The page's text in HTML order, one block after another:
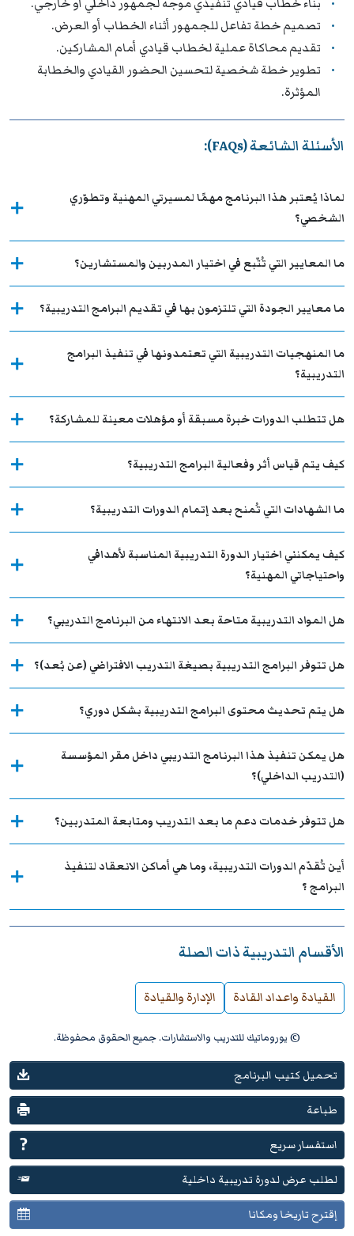
بناء خطاب قيادي تنفيذي موجه لجمهور داخلي أو خارجي.
تصميم خطة تفاعل للجمهور أثناء الخطاب أو العرض.
تقديم محاكاة عملية لخطاب قيادي أمام المشاركين.
تطوير خطة شخصية لتحسين الحضور القيادي والخطابة
المؤثرة.
الأسئلة الشائعة (FAQs):
لماذا يُعتبر هذا البرنامج مهمًا لمسيرتي المهنية وتطوّري
الشخصي؟
ما المعايير التي تُتّبع في اختيار المدربين والمستشارين؟
ما معايير الجودة التي تلتزمون بها في تقديم البرامج التدريبية؟
ما المنهجيات التدريبية التي تعتمدونها في تنفيذ البرامج
التدريبية؟
هل تتطلب الدورات خبرة مسبقة أو مؤهلات معينة للمشاركة؟
كيف يتم قياس أثر وفعالية البرامج التدريبية؟
ما الشهادات التي تُمنح بعد إتمام الدورات التدريبية؟
كيف يمكنني اختيار الدورة التدريبية المناسبة لأهدافي
واحتياجاتي المهنية؟
هل المواد التدريبية متاحة بعد الانتهاء من البرنامج التدريبي؟
هل تتوفر البرامج التدريبية بصيغة التدريب الافتراضي (عن بُعد)؟
هل يتم تحديث محتوى البرامج التدريبية بشكل دوري؟
هل يمكن تنفيذ هذا البرنامج التدريبي داخل مقر المؤسسة
(التدريب الداخلي)؟
هل تتوفر خدمات دعم ما بعد التدريب ومتابعة المتدربين؟
أين تُقدّم الدورات التدريبية، وما هي أماكن الانعقاد لتنفيذ
البرامج ؟
الأقسام التدريبية ذات الصلة
القيادة واعداد القادة الإدارة والقيادة
© يوروماتيك للتدريب والاستشارات. جميع الحقوق محفوظة.
تحميل كتيب البرنامج
طباعة
استفسار سريع
لطلب عرض لدورة تدريبية داخلية
إقترح تاريخا ومكانا